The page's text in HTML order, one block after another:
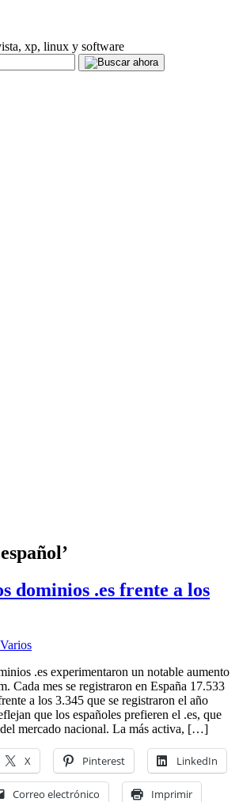
xp, linux y software
dominios .es frente a los
Varios
.es experimentaron un notable aumento
Cada mes se registraron en España 17.533
a los 3.345 que se registraron el año
que los españoles prefieren el .es, que
mercado nacional. La más activa, […]
X Pinterest LinkedIn
Correo electrónico Imprimir